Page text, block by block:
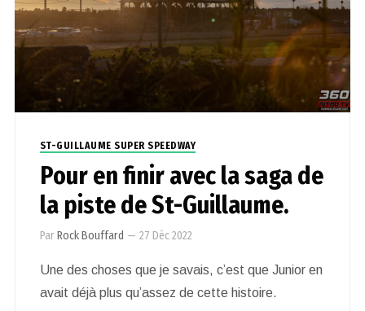
ST-GUILLAUME SUPER SPEEDWAY
Pour en finir avec la saga de
la piste de St-Guillaume.
ParRock Bouffard — 27 Déc 2022
Une des choses que je savais, c’est que Junior en
avait déjà plus qu’assez de cette histoire.